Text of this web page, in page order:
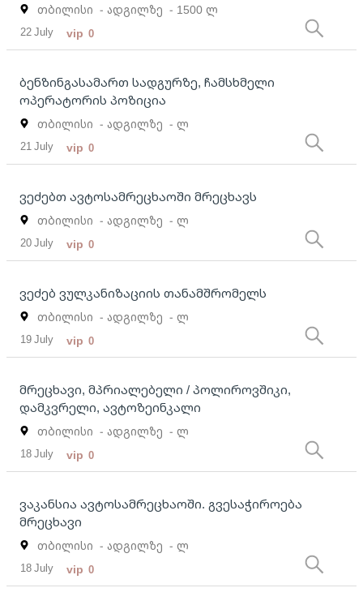
თბილისი - ადგილზე - 1500 ლ
22 July vip 0
ბენზინგასამართ სადგურზე, ჩამსხმელი
ოპერატორის პოზიცია
თბილისი - ადგილზე - ლ
21 July vip 0
ვეძებთ ავტოსამრეცხაოში მრეცხავს
თბილისი - ადგილზე - ლ
20 July vip 0
ვეძებ ვულკანიზაციის თანამშრომელს
თბილისი - ადგილზე - ლ
19 July vip 0
მრეცხავი, მპრიალებელი / პოლიროვშიკი,
დამკვრელი, ავტოზეინკალი
თბილისი - ადგილზე - ლ
18 July vip 0
ვაკანსია ავტოსამრეცხაოში. გვესაჭიროება
მრეცხავი
თბილისი - ადგილზე - ლ
18 July vip 0